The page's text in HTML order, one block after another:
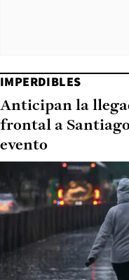
IMPERDIBLES
Anticipan la
frontal a
evento